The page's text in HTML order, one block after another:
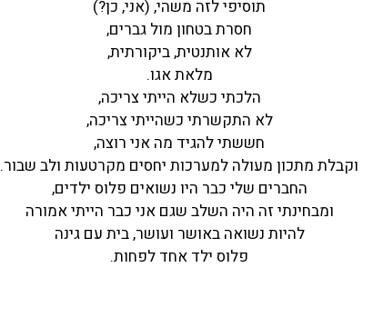
תוסיפי לזה משהי, (אני, כן?)
חסרת בטחון מול גברים,
לא אותנטית, ביקורתית,
מלאת אגו.
הלכתי כשלא הייתי צריכה,
לא התקשרתי כשהייתי צריכה,
חששתי להגיד מה אני רוצה,
וקבלת מתכון מעולה למערכות יחסים מקרטעות ולב שבור.
החברים שלי כבר היו נשואים פלוס ילדים,
ומבחינתי זה היה השלב שגם אני כבר הייתי אמורה
להיות נשואה באושר ועושר, בית עם גינה
פלוס ילד אחד לפחות.